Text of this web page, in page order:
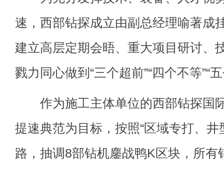
速，西部钻探成立由副总经理喻著成
建立高层定期会晤、重大项目研讨、
戮力同心做到“三个超前”“四个不等”“
作为施工主体单位的西部钻探国
提速典范为目标，按照“区域专打、井
路，抽调8部钻机鏖战鸭K区块，所有